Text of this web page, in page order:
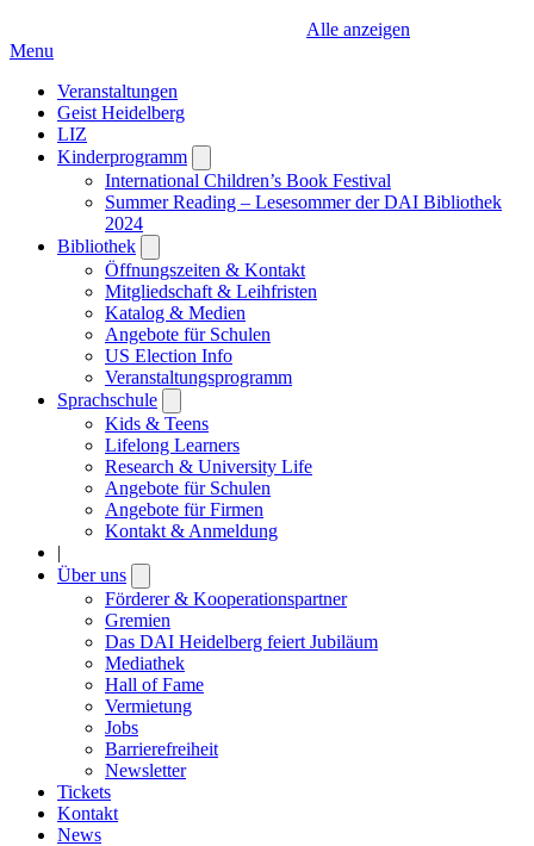
Alle anzeigen
Menu
Veranstaltungen
Geist Heidelberg
LIZ
Kinderprogramm
submenu
International Children’s Book Festival
Summer Reading – Lesesommer der DAI Bibliothek
2024
Bibliothek
submenu
Öffnungszeiten & Kontakt
Mitgliedschaft & Leihfristen
Katalog & Medien
Angebote für Schulen
US Election Info
Veranstaltungsprogramm
Sprachschule
submenu
Kids & Teens
Lifelong Learners
Research & University Life
Angebote für Schulen
Angebote für Firmen
Kontakt & Anmeldung
|
Über uns
submenu
Förderer & Kooperationspartner
Gremien
Das DAI Heidelberg feiert Jubiläum
Mediathek
Hall of Fame
Vermietung
Jobs
Barrierefreiheit
Newsletter
Tickets
Kontakt
News